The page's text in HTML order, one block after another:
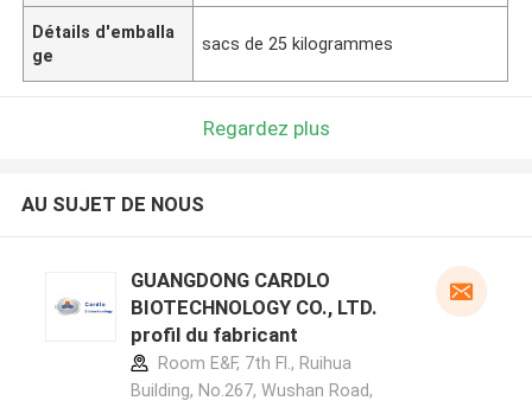
Détails d'emballa
ge
sacs de 25 kilogrammes
Regardez plus
AU SUJET DE NOUS
GUANGDONG CARDLO
BIOTECHNOLOGY CO., LTD.
profil du fabricant
Room E&F, 7th Fl., Ruihua
Building, No.267, Wushan Road,